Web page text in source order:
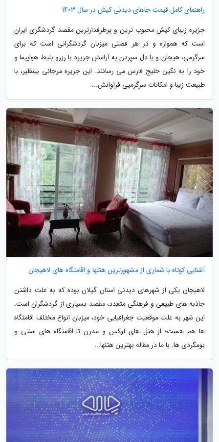
راهنمای کامل قیمت جاهای دیدنی کیش در سال 1403
جزیره زیبای کیش محبوب ترین و پرطرفدارترین مقصد گردشگری ایران
است که همواره و در هر فصلی میزبان گردشگرانی است که برای
سرگرمی، هیجان و یا دل سپردن به آرامش جزیره با رزرو بلیط هواپیما و
خود را به نگین خلیج فارس می رسانند. این جزیره مرجانی بینظیر، با
طبیعت زیبا و امکانات سرگرمیی فراوانش...
آشنایی کوتاه با شماری از مشهورترین هتلها و اقامتگاه های لاهیجان
لاهیجان یکی از شهرهای دیدنی استان گیلان بوده که به علت داشتن
جاذبه های طبیعی و فرهنگی متعدد، مقصد بسیاری از گردشگران است.
این شهر به علت موقعیت جغرافیایی خود، میزبان انواع مختلف اقامتگاه
ها هم هست؛ از هتل های لوکس و مدرن تا اقامتگاه های سنتی و
بومگردی ها. با ما در مقاله بهترین هتلها...